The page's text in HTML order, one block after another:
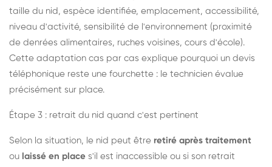
taille du nid, espèce identifiée, emplacement, accessibilité,
niveau d'activité, sensibilité de l'environnement (proximité
de denrées alimentaires, ruches voisines, cours d'école).
Cette adaptation cas par cas explique pourquoi un devis
téléphonique reste une fourchette : le technicien évalue
précisément sur place.
Étape 3 : retrait du nid quand c'est pertinent
Selon la situation, le nid peut être retiré après traitement
ou laissé en place s'il est inaccessible ou si son retrait